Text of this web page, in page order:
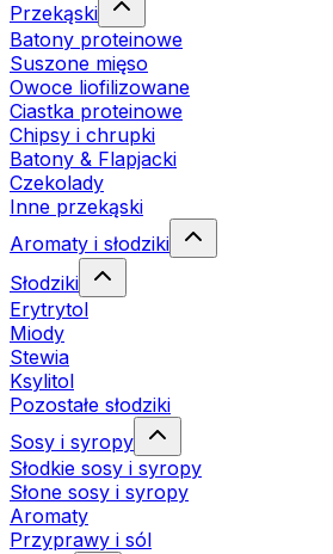
Przekąski
Batony proteinowe
Suszone mięso
Owoce liofilizowane
Ciastka proteinowe
Chipsy i chrupki
Batony & Flapjacki
Czekolady
Inne przekąski
Aromaty i słodziki
Słodziki
Erytrytol
Miody
Stewia
Ksylitol
Pozostałe słodziki
Sosy i syropy
Słodkie sosy i syropy
Słone sosy i syropy
Aromaty
Przyprawy i sól